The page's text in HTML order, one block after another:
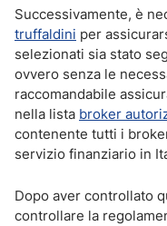
Successivamente, è
truffaldini per
selezionati sia stato
ovvero senza le
raccomandabile
nella lista broker
contenente tutti i
servizio finanziario in
Dopo aver controllato
controllare la